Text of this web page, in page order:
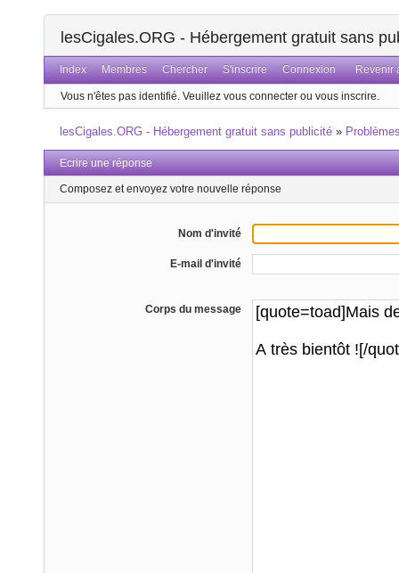
lesCigales.ORG - Hébergement gratuit sans
Index Membres Chercher S'inscrire Connexion Revenir
Vous n'êtes pas identifié. Veuillez vous connecter ou vous inscrire.
lesCigales.ORG - Hébergement gratuit sans publicité »
Ecrire une réponse
Composez et envoyez votre nouvelle réponse
Nom d'invité
E-mail d'invité
Corps du message